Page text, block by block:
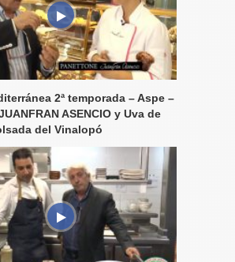
2ª temporada – Aspe –
ASENCIO y Uva de
del Vinalopó